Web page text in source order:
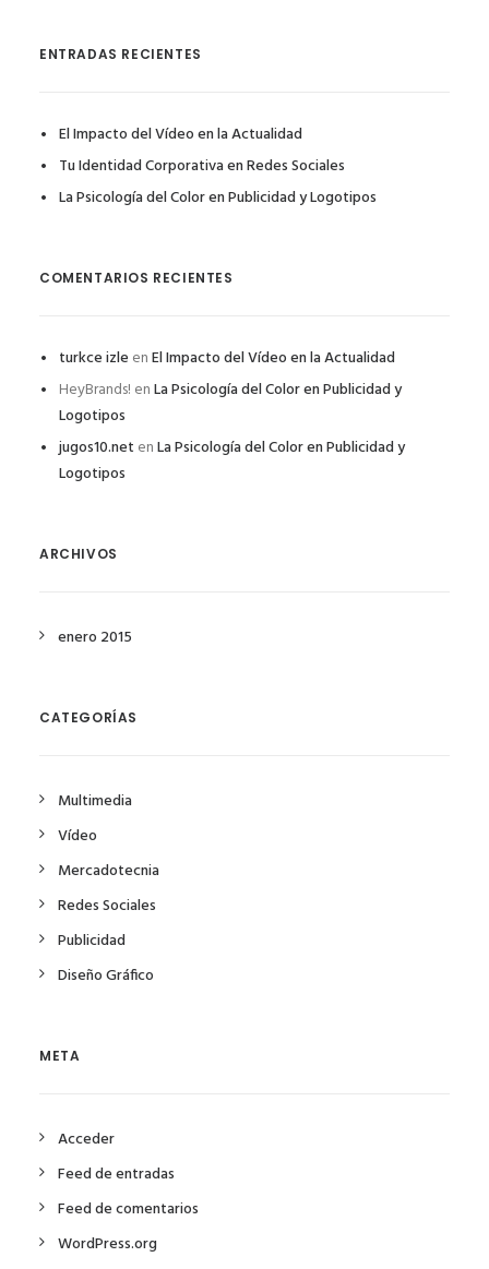
ENTRADAS RECIENTES
El Impacto del Vídeo en la Actualidad
Tu Identidad Corporativa en Redes Sociales
La Psicología del Color en Publicidad y Logotipos
COMENTARIOS RECIENTES
turkce izle enEl Impacto del Vídeo en la Actualidad
HeyBrands! enLa Psicología del Color en Publicidad y
Logotipos
jugos10.net enLa Psicología del Color en Publicidad y
Logotipos
ARCHIVOS
enero 2015
CATEGORÍAS
Multimedia
Vídeo
Mercadotecnia
Redes Sociales
Publicidad
Diseño Gráfico
META
Acceder
Feed de entradas
Feed de comentarios
WordPress.org